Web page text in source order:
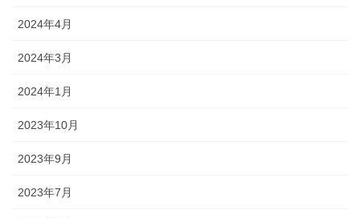
2024年4月
2024年3月
2024年1月
2023年10月
2023年9月
2023年7月